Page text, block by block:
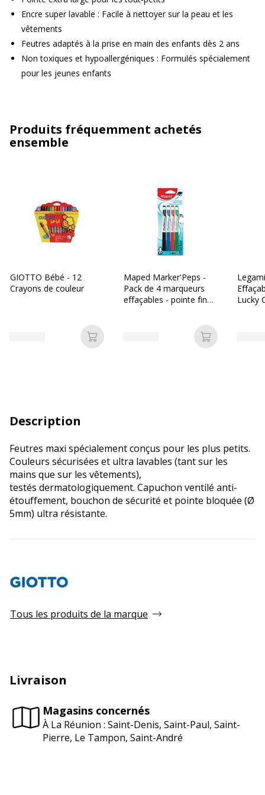
Encre super lavable : Facile à nettoyer sur la peau et les
vêtements
Feutres adaptés à la prise en main des enfants dès 2 ans
Non toxiques et hypoallergéniques : Formulés spécialement
pour les jeunes enfants
Produits fréquemment achetés
ensemble
GIOTTO Bébé - 12
Crayons de couleur
Ajouter au panier
Maped Marker'Peps -
Pack de 4 marqueurs
effaçables - pointe fine -
Ajouter au
Lucky
Description
Feutres maxi spécialement conçus pour les plus petits.
Couleurs sécurisées et ultra lavables (tant sur les
mains que sur les vêtements),
testés dermatologiquement. Capuchon ventilé anti-
étouffement, bouchon de sécurité et pointe bloquée (Ø
5mm) ultra résistante.
Tous les produits de la marque
Livraison
Magasins concernés
À La Réunion : Saint-Denis, Saint-Paul, Saint-
Pierre, Le Tampon, Saint-André